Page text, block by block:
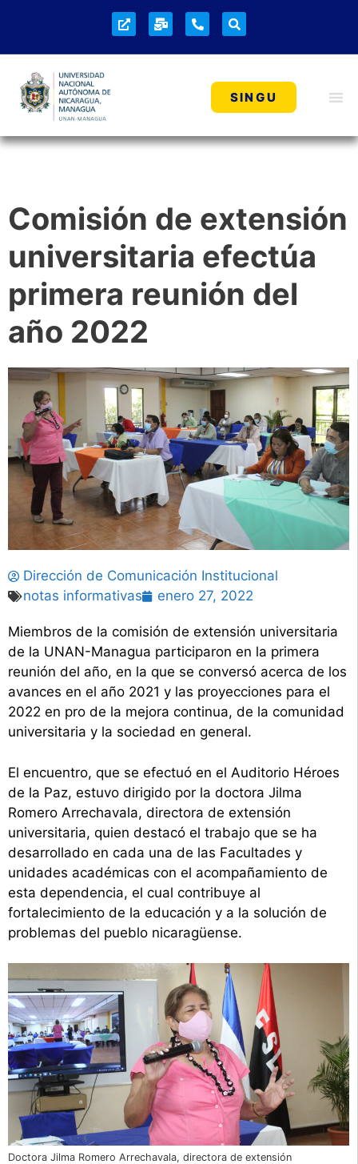
SINGU
Comisión de extensión
universitaria efectúa
primera reunión del
año 2022
Dirección de Comunicación Institucional
notas informativas
enero 27, 2022
Miembros de la comisión de extensión universitaria
de la UNAN-Managua participaron en la primera
reunión del año, en la que se conversó acerca de los
avances en el año 2021 y las proyecciones para el
2022 en pro de la mejora continua, de la comunidad
universitaria y la sociedad en general.
El encuentro, que se efectuó en el Auditorio Héroes
de la Paz, estuvo dirigido por la doctora Jilma
Romero Arrechavala, directora de extensión
universitaria, quien destacó el trabajo que se ha
desarrollado en cada una de las Facultades y
unidades académicas con el acompañamiento de
esta dependencia, el cual contribuye al
fortalecimiento de la educación y a la solución de
problemas del pueblo nicaragüense.
Doctora Jilma Romero Arrechavala, directora de extensión